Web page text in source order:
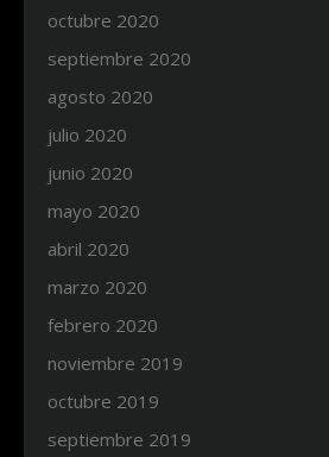
octubre 2020
septiembre 2020
agosto 2020
julio 2020
junio 2020
mayo 2020
abril 2020
marzo 2020
febrero 2020
noviembre 2019
octubre 2019
septiembre 2019